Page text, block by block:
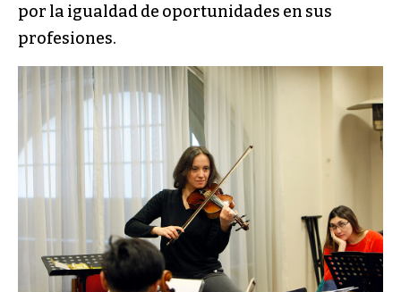
por la igualdad de oportunidades en sus
profesiones.